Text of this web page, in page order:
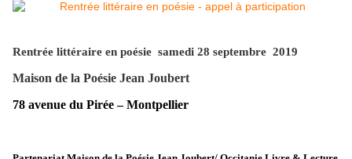
Rentrée littéraire en poésie samedi 28 septembre 2019
Maison de la Poésie Jean Joubert
78 avenue du Pirée – Montpellier